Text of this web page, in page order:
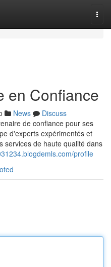
en Confiance
News
Discuss
de confiance pour ses
d'experts expérimentés et
services de haute qualité dans
profile